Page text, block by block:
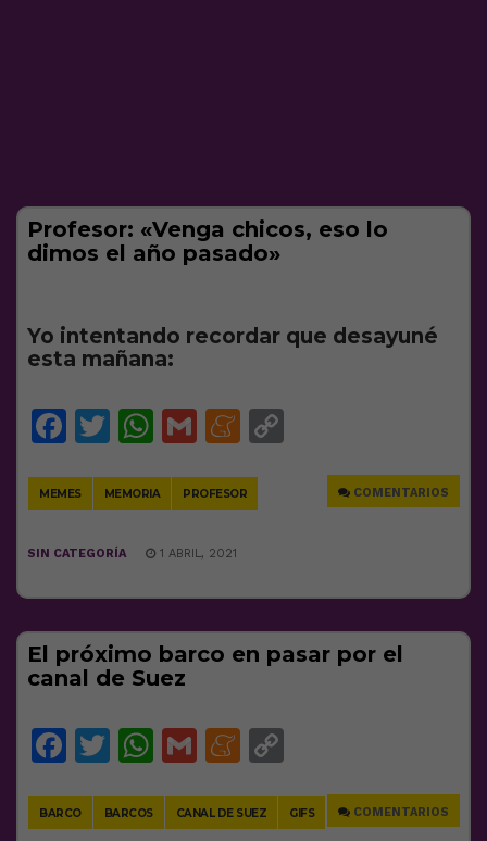
Profesor: «Venga chicos, eso lo
dimos el año pasado»
Yo intentando recordar que desayuné
esta mañana:
Facebook
Twitter
WhatsApp
GmailMeneame
MEMES MEMORIA PROFESOR COMENTARIOS
SIN CATEGORÍA 1 ABRIL, 2021
El próximo barco en pasar por el
canal de Suez
Facebook
Twitter
WhatsApp
GmailMeneame
BARCO BARCOS CANAL DE SUEZ GIFS COMENTARIOS